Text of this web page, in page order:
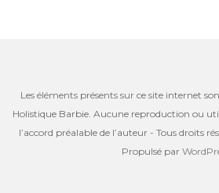
Les éléments présents sur ce site internet
Holistique Barbie. Aucune reproduction ou
l’accord préalable de l’auteur - Tous droits
Propulsé par